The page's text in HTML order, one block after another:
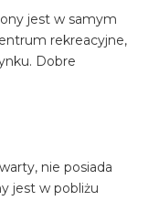
jest w samym
rekreacyjne,
Dobre
nie posiada
jest w pobliżu